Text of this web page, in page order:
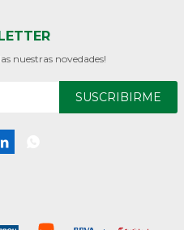
nuestras novedades!
SUSCRIBIRME